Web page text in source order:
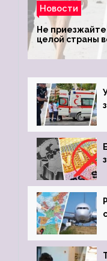
Новости
Не приезжайте
целой страны
туристки
обзавестись